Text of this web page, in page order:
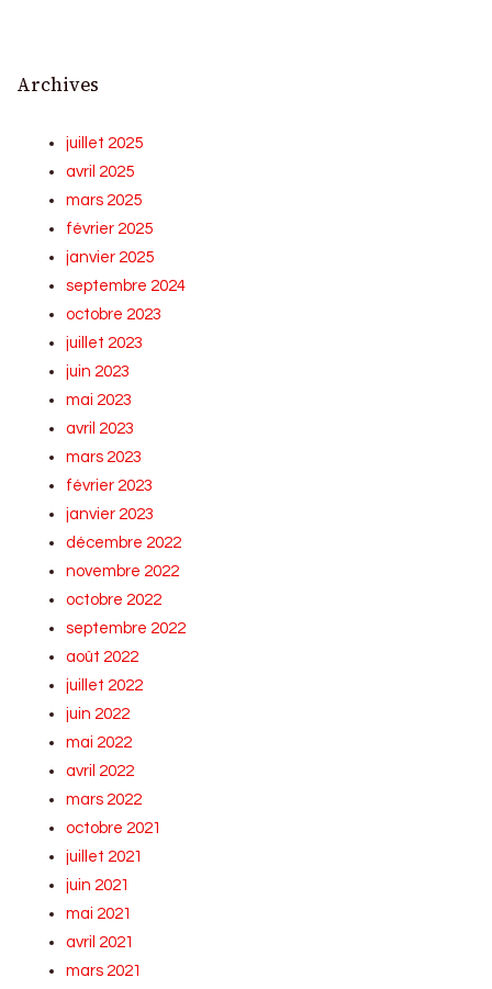
Archives
juillet 2025
avril 2025
mars 2025
février 2025
janvier 2025
septembre 2024
octobre 2023
juillet 2023
juin 2023
mai 2023
avril 2023
mars 2023
février 2023
janvier 2023
décembre 2022
novembre 2022
octobre 2022
septembre 2022
août 2022
juillet 2022
juin 2022
mai 2022
avril 2022
mars 2022
octobre 2021
juillet 2021
juin 2021
mai 2021
avril 2021
mars 2021